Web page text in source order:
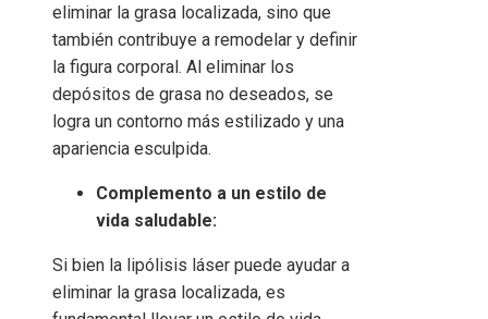
eliminar la grasa localizada, sino que
también contribuye a remodelar y definir
la figura corporal. Al eliminar los
depósitos de grasa no deseados, se
logra un contorno más estilizado y una
apariencia esculpida.
Complemento a un estilo de
vida saludable:
Si bien la lipólisis láser puede ayudar a
eliminar la grasa localizada, es